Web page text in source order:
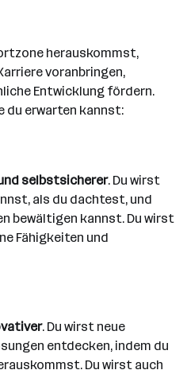
herauskommst,
voranbringen,
Entwicklung fördern.
du erwarten kannst:
selbstsicherer. Du wirst
als du dachtest, und
bewältigen kannst. Du wirst
Fähigkeiten und
. Du wirst neue
entdecken, indem du
Du wirst auch